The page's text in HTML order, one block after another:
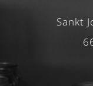
Sankt